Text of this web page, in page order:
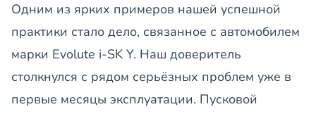
Одним из ярких примеров нашей успешной
практики стало дело, связанное с автомобилем
марки Evolute i-SK Y. Наш доверитель
столкнулся с рядом серьёзных проблем уже в
первые месяцы эксплуатации. Пусковой